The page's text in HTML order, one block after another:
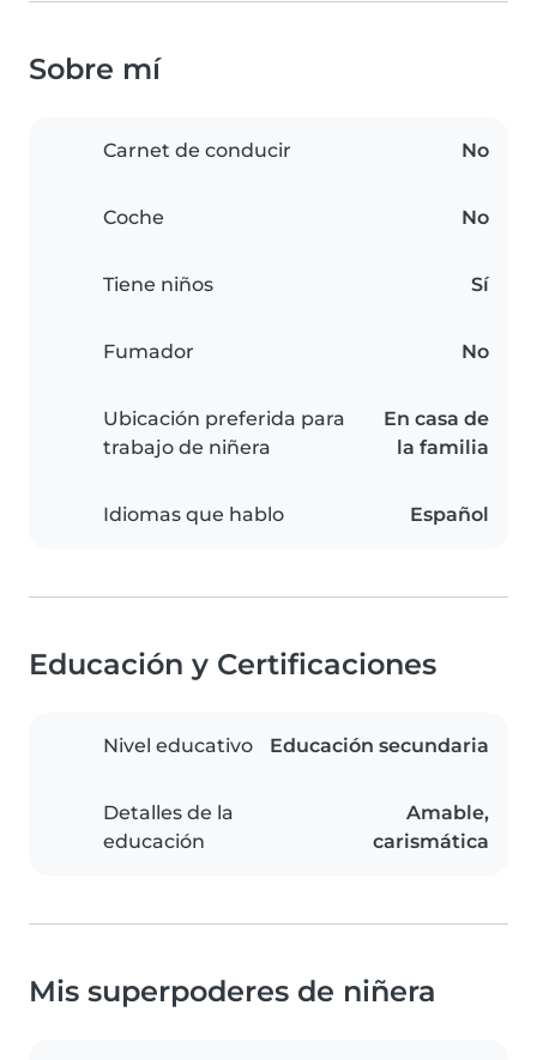
Sobre mí
Carnet de conducir No
Coche No
Tiene niños Sí
Fumador No
Ubicación preferida para
trabajo de niñera
En casa de
la familia
Idiomas que hablo Español
Educación y Certificaciones
Nivel educativo Educación secundaria
Detalles de la
educación
Amable,
carismática
Mis superpoderes de niñera